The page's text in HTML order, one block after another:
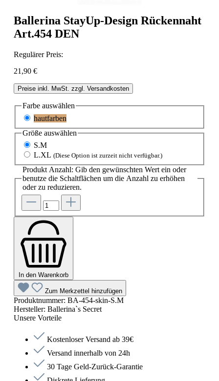
Ballerina StayUp-Design Rückennaht
Art.454 DEN
Regulärer Preis:
21,90 €
Preise inkl. MwSt. zzgl. Versandkosten
Farbe auswählen
hautfarben
Größe auswählen
S.M
L.XL (Diese Option ist zurzeit nicht verfügbar.)
Produkt Anzahl: Gib den gewünschten Wert ein oder
benutze die Schaltflächen um die Anzahl zu erhöhen
oder zu reduzieren.
In den Warenkorb
Zum Merkzettel hinzufügen
Produktnummer: BA-454-skin-S.M
Hersteller: Ballerina`s Secret
Unsere Vorteile
Kostenloser Versand ab 39€
Versand innerhalb von 24h
30 Tage Geld-Zurück-Garantie